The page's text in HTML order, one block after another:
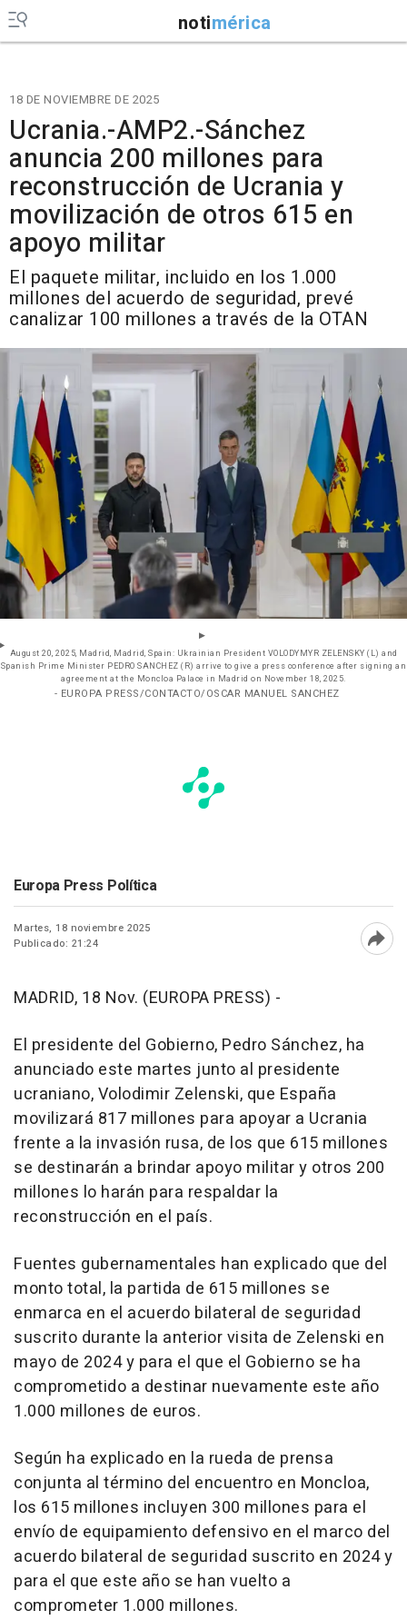
notimérica
18 DE NOVIEMBRE DE 2025
Ucrania.-AMP2.-Sánchez
anuncia 200 millones para
reconstrucción de Ucrania y
movilización de otros 615 en
apoyo militar
El paquete militar, incluido en los 1.000
millones del acuerdo de seguridad, prevé
canalizar 100 millones a través de la OTAN
August 20, 2025, Madrid, Madrid, Spain: Ukrainian President VOLODYMYR ZELENSKY (L) and
Spanish Prime Minister PEDRO SANCHEZ (R) arrive to give a press conference after signing an
agreement at the Moncloa Palace in Madrid on November 18, 2025.
- EUROPA PRESS/CONTACTO/OSCAR MANUEL SANCHEZ
Europa Press Política
Martes, 18 noviembre 2025
Publicado: 21:24
MADRID, 18 Nov. (EUROPA PRESS) -
El presidente del Gobierno, Pedro Sánchez, ha
anunciado este martes junto al presidente
ucraniano, Volodimir Zelenski, que España
movilizará 817 millones para apoyar a Ucrania
frente a la invasión rusa, de los que 615 millones
se destinarán a brindar apoyo militar y otros 200
millones lo harán para respaldar la
reconstrucción en el país.
Fuentes gubernamentales han explicado que del
monto total, la partida de 615 millones se
enmarca en el acuerdo bilateral de seguridad
suscrito durante la anterior visita de Zelenski en
mayo de 2024 y para el que el Gobierno se ha
comprometido a destinar nuevamente este año
1.000 millones de euros.
Según ha explicado en la rueda de prensa
conjunta al término del encuentro en Moncloa,
los 615 millones incluyen 300 millones para el
envío de equipamiento defensivo en el marco del
acuerdo bilateral de seguridad suscrito en 2024 y
para el que este año se han vuelto a
comprometer 1.000 millones.